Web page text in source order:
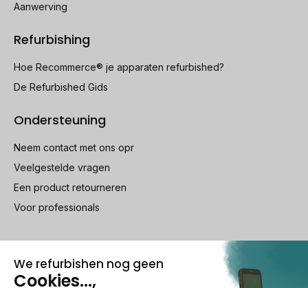
Aanwerving
Refurbishing
Hoe Recommerce® je apparaten refurbished?
De Refurbished Gids
Ondersteuning
Neem contact met ons opr
Veelgestelde vragen
Een product retourneren
Voor professionals
100% beveiligde betaling